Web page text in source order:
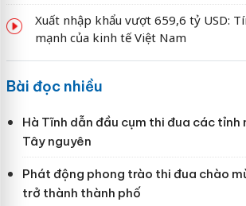
Xuất nhập khẩu vượt 659,6 tỷ USD:
mạnh của kinh tế Việt Nam
Bài đọc nhiều
Hà Tĩnh dẫn đầu cụm thi đua các tỉnh
Tây nguyên
Phát động phong trào thi đua chào
trở thành thành phố